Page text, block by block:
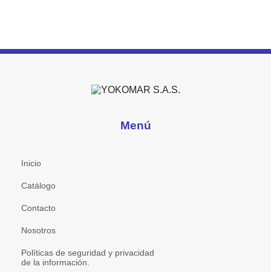
Menú
Inicio
Catálogo
Contacto
Nosotros
Políticas de seguridad y privacidad
de la información.